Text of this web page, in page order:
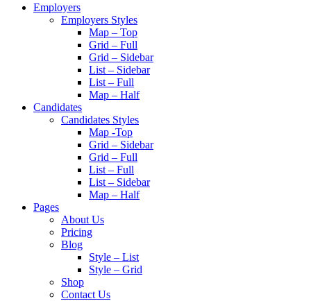
Employers
Employers Styles
Map – Top
Grid – Full
Grid – Sidebar
List – Sidebar
List – Full
Map – Half
Candidates
Candidates Styles
Map -Top
Grid – Sidebar
Grid – Full
List – Full
List – Sidebar
Map – Half
Pages
About Us
Pricing
Blog
Style – List
Style – Grid
Shop
Contact Us